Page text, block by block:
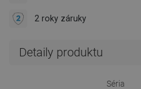
2 roky záruky
Detaily produktu
Séria